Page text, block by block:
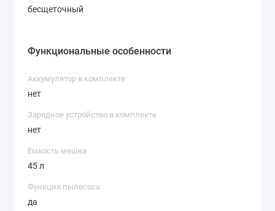
бесщеточный
Функциональные особенности
Аккумулятор в комплекте
нет
Зарядное устройство в комплекте
нет
Емкость мешка
45 л
Функция пылесоса
да